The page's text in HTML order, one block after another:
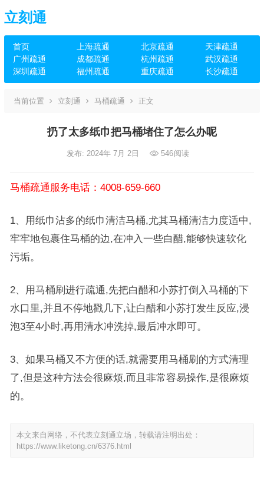
立刻通
首页 上海疏通 北京疏通
天津疏通
广州疏通
成都疏通 杭州疏通
武汉疏通
深圳疏通
福州疏通 重庆疏通 长沙疏通
当前位置 立刻通 马桶疏通 正文
扔了太多纸巾把马桶堵住了怎么办呢
发布: 2024年 7月 2日 546阅读
马桶疏通服务电话：4008-659-660
1、用纸巾沾多的纸巾清洁马桶,尤其马桶清洁力度适中,
牢牢地包裹住马桶的边,在冲入一些白醋,能够快速软化
污垢。
2、用马桶刷进行疏通,先把白醋和小苏打倒入马桶的下
水口里,并且不停地戳几下,让白醋和小苏打发生反应,浸
泡3至4小时,再用清水冲洗掉,最后冲水即可。
3、如果马桶又不方便的话,就需要用马桶刷的方式清理
了,但是这种方法会很麻烦,而且非常容易操作,是很麻烦
的。
本文来自网络，不代表立刻通立场，转载请注明出处：
https://www.liketong.cn/6376.html